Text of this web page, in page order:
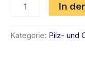
Minz-
In
Kategorie: Pilz- und